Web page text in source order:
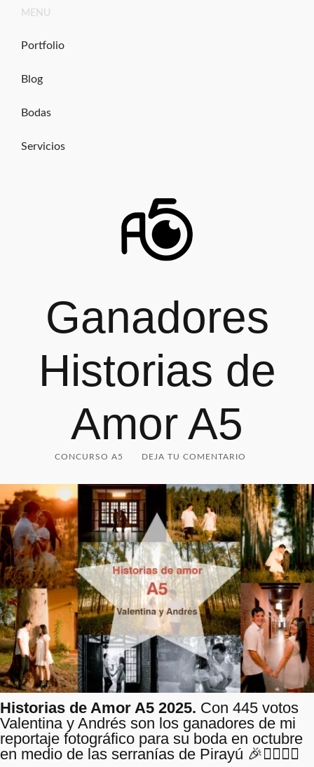
contenido
MENU
Portfolio
Blog
Bodas
Servicios
Ganadores
Historias de
Amor A5
CONCURSO A5 DEJA TU COMENTARIO
Historias de Amor A5 2025. Con 445 votos
Valentina y Andrés son los ganadores de mi
reportaje fotográfico para su boda en octubre
en medio de las serranías de Pirayú 🎉👩‍❤️‍💋‍👨